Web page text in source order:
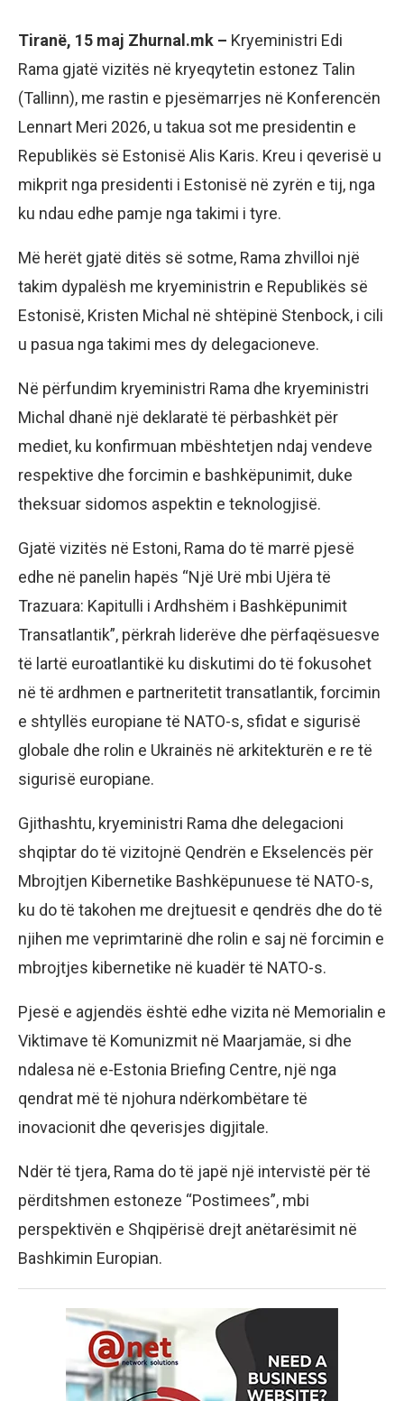
Tiranë, 15 maj Zhurnal.mk – Kryeministri Edi
Rama gjatë vizitës në kryeqytetin estonez Talin
(Tallinn), me rastin e pjesëmarrjes në Konferencën
Lennart Meri 2026, u takua sot me presidentin e
Republikës së Estonisë Alis Karis. Kreu i qeverisë u
mikprit nga presidenti i Estonisë në zyrën e tij, nga
ku ndau edhe pamje nga takimi i tyre.
Më herët gjatë ditës së sotme, Rama zhvilloi një
takim dypalësh me kryeministrin e Republikës së
Estonisë, Kristen Michal në shtëpinë Stenbock, i cili
u pasua nga takimi mes dy delegacioneve.
Në përfundim kryeministri Rama dhe kryeministri
Michal dhanë një deklaratë të përbashkët për
mediet, ku konfirmuan mbështetjen ndaj vendeve
respektive dhe forcimin e bashkëpunimit, duke
theksuar sidomos aspektin e teknologjisë.
Gjatë vizitës në Estoni, Rama do të marrë pjesë
edhe në panelin hapës “Një Urë mbi Ujëra të
Trazuara: Kapitulli i Ardhshëm i Bashkëpunimit
Transatlantik”, përkrah liderëve dhe përfaqësuesve
të lartë euroatlantikë ku diskutimi do të fokusohet
në të ardhmen e partneritetit transatlantik, forcimin
e shtyllës europiane të NATO-s, sfidat e sigurisë
globale dhe rolin e Ukrainës në arkitekturën e re të
sigurisë europiane.
Gjithashtu, kryeministri Rama dhe delegacioni
shqiptar do të vizitojnë Qendrën e Ekselencës për
Mbrojtjen Kibernetike Bashkëpunuese të NATO-s,
ku do të takohen me drejtuesit e qendrës dhe do të
njihen me veprimtarinë dhe rolin e saj në forcimin e
mbrojtjes kibernetike në kuadër të NATO-s.
Pjesë e agjendës është edhe vizita në Memorialin e
Viktimave të Komunizmit në Maarjamäe, si dhe
ndalesa në e-Estonia Briefing Centre, një nga
qendrat më të njohura ndërkombëtare të
inovacionit dhe qeverisjes digjitale.
Ndër të tjera, Rama do të japë një intervistë për të
përditshmen estoneze “Postimees”, mbi
perspektivën e Shqipërisë drejt anëtarësimit në
Bashkimin Europian.